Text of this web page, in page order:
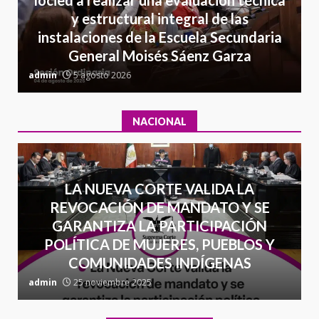
presuntos delitos de
delincuencia organizada y
contrabando
16 julio 2026
y estructural integral de las
instalaciones de la Escuela Secundaria
General Moisés Sáenz Garza
admin 5 agosto 2026
NACIONAL
LA NUEVA CORTE VALIDA LA
REVOCACIÓN DE MANDATO Y SE
GARANTIZA LA PARTICIPACIÓN
POLÍTICA DE MUJERES, PUEBLOS Y
COMUNIDADES INDÍGENAS
admin 25 noviembre 2025